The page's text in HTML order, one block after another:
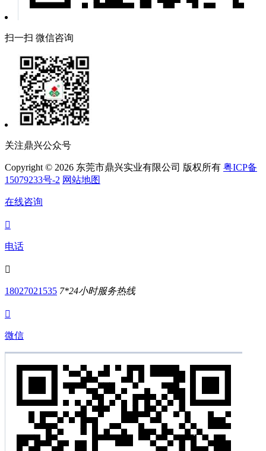
扫一扫 微信咨询
关注鼎兴公众号
Copyright © 2026 东莞市鼎兴实业有限公司 版权所有 粤ICP备
15079233号-2 网站地图
在线咨询

电话

18027021535 7*24小时服务热线

微信